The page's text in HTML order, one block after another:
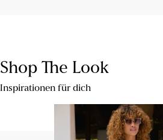
Shop The Look
Inspirationen für dich